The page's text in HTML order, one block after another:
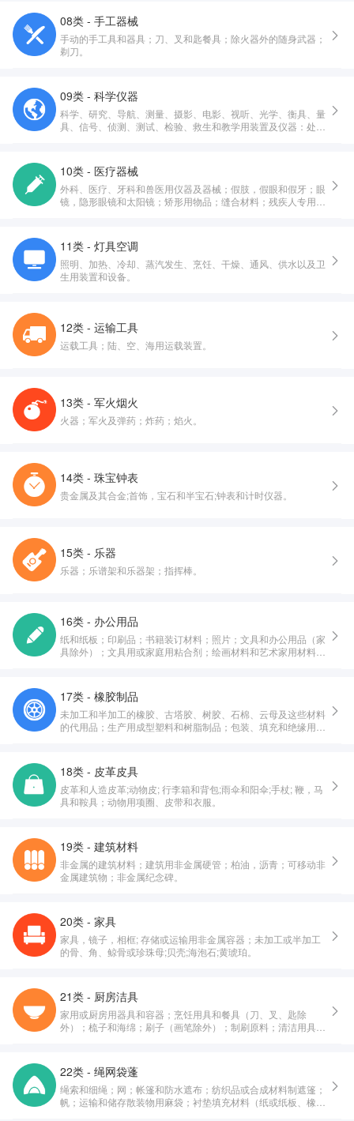
08类 - 手工器械
手动的手工具和器具；刀、叉和匙餐具；除火器外的随身武器；
剃刀。
09类 - 科学仪器
科学、研究、导航、测量、摄影、电影、视听、光学、衡具、量
具、信号、侦测、测试、检验、救生和教学用装置及仪器：处
已录制和可下载的多媒体文件，计算机软件，录制和存储用空白
的数字或模拟介质：投币启动设备用机械装置：收银机，计算设
备：计算机和计算机外围设备：潜水服，潜水面罩，潜水用耳
塞，潜水用鼻夹，潜水员手套，潜水呼吸器：灭火设备。
10类 - 医疗器械
外科、医疗、牙科和兽医用仪器及器械；假肢，假眼和假牙；眼
镜，隐形眼镜和太阳镜；矫形用物品；缝合材料；残疾人专用治
11类 - 灯具空调
照明、加热、冷却、蒸汽发生、烹饪、干燥、通风、供水以及卫
生用装置和设备。
12类 - 运输工具
运载工具；陆、空、海用运载装置。
13类 - 军火烟火
火器；军火及弹药；炸药；焰火。
14类 - 珠宝钟表
贵金属及其合金;首饰，宝石和半宝石;钟表和计时仪器。
15类 - 乐器
乐器；乐谱架和乐器架；指挥棒。
16类 - 办公用品
纸和纸板；印刷品；书籍装订材料；照片；文具和办公用品（家
具除外）；文具用或家庭用粘合剂；绘画材料和艺术家用材料；
17类 - 橡胶制品
未加工和半加工的橡胶、古塔胶、树胶、石棉、云母及这些材料
的代用品；生产用成型塑料和树脂制品；包装、填充和绝缘用材
18类 - 皮革皮具
皮革和人造皮革;动物皮; 行李箱和背包;雨伞和阳伞;手杖; 鞭，马
具和鞍具；动物用项圈、皮带和衣服。
19类 - 建筑材料
非金属的建筑材料；建筑用非金属硬管；柏油，沥青；可移动非
金属建筑物；非金属纪念碑。
20类 - 家具
家具，镜子，相框; 存储或运输用非金属容器；未加工或半加工
的骨、角、鲸骨或珍珠母;贝壳;海泡石;黄琥珀。
21类 - 厨房洁具
家用或厨房用器具和容器；烹饪用具和餐具（刀、叉、匙除
外）；梳子和海绵；刷子（画笔除外）；制刷原料；清洁用具；
22类 - 绳网袋蓬
绳索和细绳；网；帐篷和防水遮布；纺织品或合成材料制遮篷；
帆；运输和储存散装物用麻袋；衬垫填充材料（纸或纸板、橡